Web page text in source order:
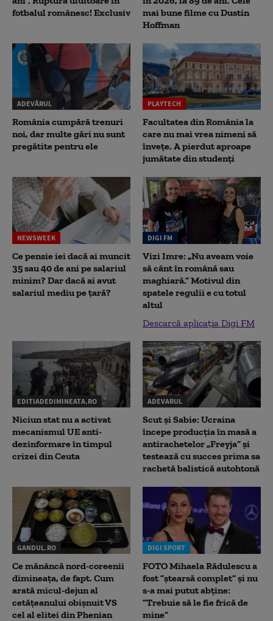
fotbalul românesc! Exclusiv
mai bune filme cu Dustin
Hoffman
ADEVĂRUL
România cumpără trenuri
noi, dar multe gări nu sunt
pregătite pentru ele
PLAYTECH
Facultatea din România la
care nu mai vrea nimeni să
înveţe. A pierdut aproape
jumătate din studenţi
NEWSWEEK
Ce pensie iei dacă ai muncit
35 sau 40 de ani pe salariul
minim? Dar dacă ai avut
salariul mediu pe țară?
DIGI FM
Vizi Imre: „Nu aveam voie
să cânt în română sau
maghiară.” Motivul din
spatele regulii e cu totul
altul
Descarcă aplicația Digi FM
EDITIADEDIMINEATA.RO
Niciun stat nu a activat
mecanismul UE anti-
dezinformare în timpul
crizei din Ceuta
ADEVARUL
Scut și Sabie: Ucraina
începe producția în masă a
antirachetelor „Freyja” și
testează cu succes prima sa
rachetă balistică autohtonă
GANDUL.RO
Ce mănâncă nord-coreenii
dimineața, de fapt. Cum
arată micul-dejun al
cetățeanului obișnuit VS
cel al elitei din Phenian
DIGI SPORT
FOTO Mihaela Rădulescu a
fost ”ștearsă complet” și nu
s-a mai putut abține:
”Trebuie să le fie frică de
mine”